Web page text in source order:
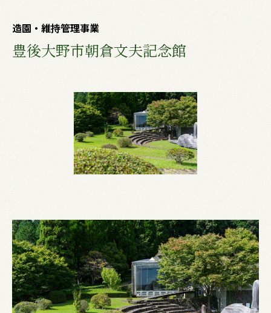
造園・維持管理事業
豊後大野市朝倉文夫記念館